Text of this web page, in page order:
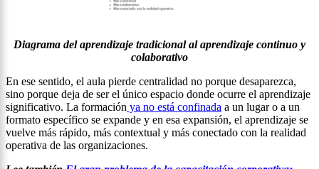
Diagrama del aprendizaje tradicional al aprendizaje continuo y
colaborativo
En ese sentido, el aula pierde centralidad no porque desaparezca,
sino porque deja de ser el único espacio donde ocurre el aprendizaje
significativo. La formación ya no está confinada a un lugar o a un
formato específico se expande y en esa expansión, el aprendizaje se
vuelve más rápido, más contextual y más conectado con la realidad
operativa de las organizaciones.